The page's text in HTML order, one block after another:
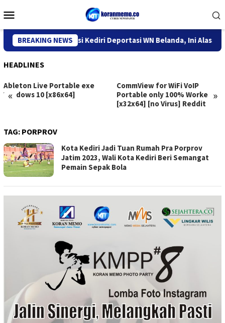
to
Menu
BREAKING NEWS
Kantor Imigrasi Kediri Deportasi WN Belanda, Ini Alasannya
HEADLINES
« »
Ableton Live Portable exe
Windows 10 [x86x64]
CommView for WiFi VoIP
Portable only 100% Worked
[x32x64] [no Virus] Reddit
TAG: PORPROV
Kota Kediri Jadi Tuan Rumah Pra Porprov
Jatim 2023, Wali Kota Kediri Beri Semangat
Pemain Sepak Bola